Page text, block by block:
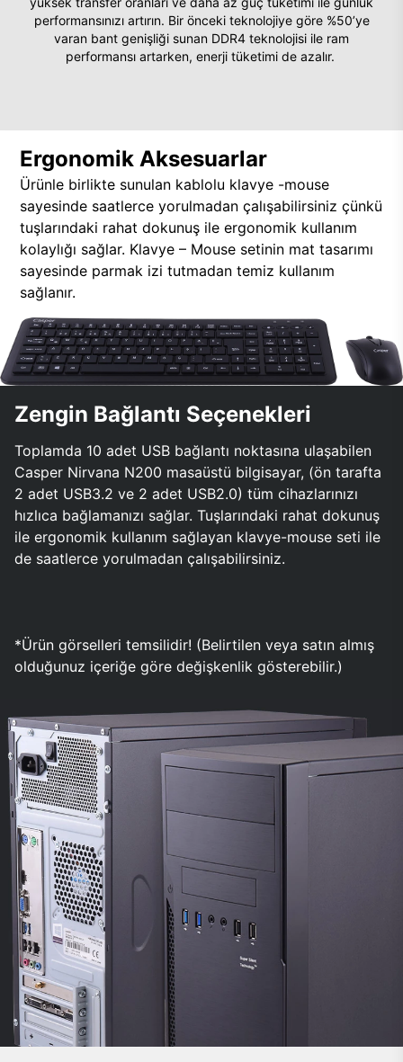
performansınızı artırın. Bir önceki teknolojiye göre %50’ye
varan bant genişliği sunan DDR4 teknolojisi ile ram
performansı artarken, enerji tüketimi de azalır.
Ergonomik Aksesuarlar
Ürünle birlikte sunulan kablolu klavye -mouse
sayesinde saatlerce yorulmadan çalışabilirsiniz çünkü
tuşlarındaki rahat dokunuş ile ergonomik kullanım
kolaylığı sağlar. Klavye – Mouse setinin mat tasarımı
sayesinde parmak izi tutmadan temiz kullanım
sağlanır.
Zengin Bağlantı Seçenekleri
Toplamda 10 adet USB bağlantı noktasına ulaşabilen
Casper Nirvana N200 masaüstü bilgisayar, (ön tarafta
2 adet USB3.2 ve 2 adet USB2.0) tüm cihazlarınızı
hızlıca bağlamanızı sağlar. Tuşlarındaki rahat dokunuş
ile ergonomik kullanım sağlayan klavye-mouse seti ile
de saatlerce yorulmadan çalışabilirsiniz.
*Ürün görselleri temsilidir! (Belirtilen veya satın almış
olduğunuz içeriğe göre değişkenlik gösterebilir.)